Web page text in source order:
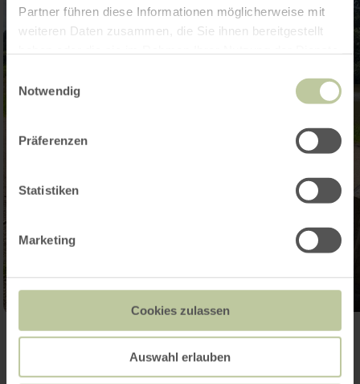
Partner führen diese Informationen möglicherweise mit
weiteren Daten zusammen, die Sie ihnen bereitgestellt
Notwendig
Präferenzen
Statistiken
Marketing
Cookies zulassen
Auswahl erlauben
Galerij openen